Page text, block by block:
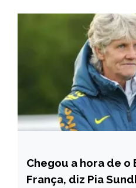
ESPORTES
Chegou a hora de o
França, diz Pia